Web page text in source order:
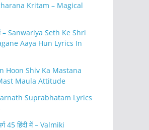
Kritam – Magical
– Sanwariya Seth Ke Shri
Aaya Hun Lyrics In
Hoon Shiv Ka Mastana
Maula Attitude
Suprabhatam Lyrics
45 हिंदी में – Valmiki